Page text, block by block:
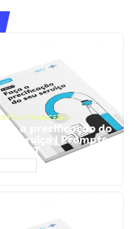
FINANCEIRA
a precificação do
serviço | Prompts